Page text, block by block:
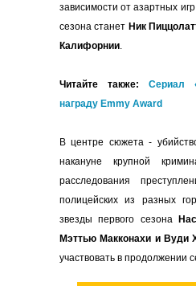
зависимости от азартных
сезона станет Ник
Калифорнии.
Читайте также: Сериал
награду Emmy Award
В центре сюжета -
накануне крупной
расследования
полицейских из разных
звезды первого сезона
Мэттью Макконахи и Вуди
участвовать в продолжении